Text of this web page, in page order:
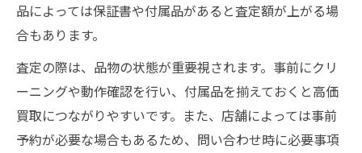
品によっては保証書や付属品があると査定額が上がる場
合もあります。
査定の際は、品物の状態が重要視されます。事前にクリ
ーニングや動作確認を行い、付属品を揃えておくと高価
買取につながりやすいです。また、店舗によっては事前
予約が必要な場合もあるため、問い合わせ時に必要事項